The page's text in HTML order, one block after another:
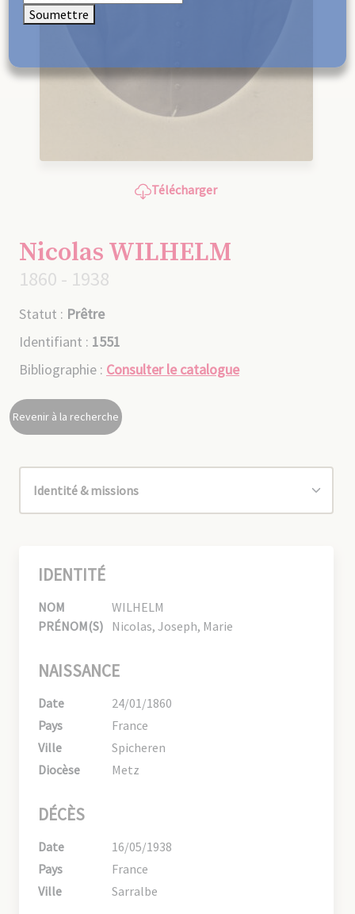
Télécharger
Nicolas WILHELM
1860 - 1938
Statut : Prêtre
Identifiant : 1551
Bibliographie : Consulter le catalogue
Revenir à la recherche
IDENTITÉ
NOM
WILHELM
PRÉNOM(S) Nicolas, Joseph, Marie
NAISSANCE
Date
24/01/1860
Pays
France
Ville
Spicheren
Diocèse
Metz
DÉCÈS
Date
16/05/1938
Pays
France
Ville
Sarralbe
Soumettre